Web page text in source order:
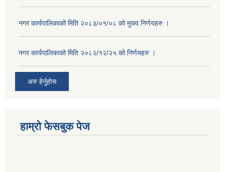
नगर कार्यपालिकाको मिति २०८३/०१/०८ को मुख्य निर्णयहरु ।
नगर कार्यपालिकाको मिति २०८२/१२/२५ को निर्णयहरु ।
अरु हेर्नुहोस
हाम्रो फेसबुक पेज